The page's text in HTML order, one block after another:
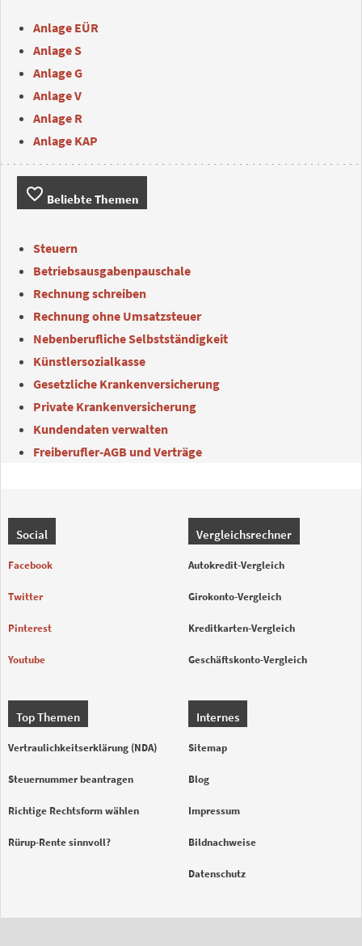
Anlage EÜR
Anlage S
Anlage G
Anlage V
Anlage R
Anlage KAP
favorite_border Beliebte Themen
Steuern
Betriebsausgabenpauschale
Rechnung schreiben
Rechnung ohne Umsatzsteuer
Nebenberufliche Selbstständigkeit
Künstlersozialkasse
Gesetzliche Krankenversicherung
Private Krankenversicherung
Kundendaten verwalten
Freiberufler-AGB und Verträge
Social
Facebook
Twitter
Pinterest
Youtube
Vergleichsrechner
Autokredit-Vergleich
Girokonto-Vergleich
Kreditkarten-Vergleich
Geschäftskonto-Vergleich
Top Themen
Vertraulichkeitserklärung (NDA)
Steuernummer beantragen
Richtige Rechtsform wählen
Rürup-Rente sinnvoll?
Internes
Sitemap
Blog
Impressum
Bildnachweise
Datenschutz